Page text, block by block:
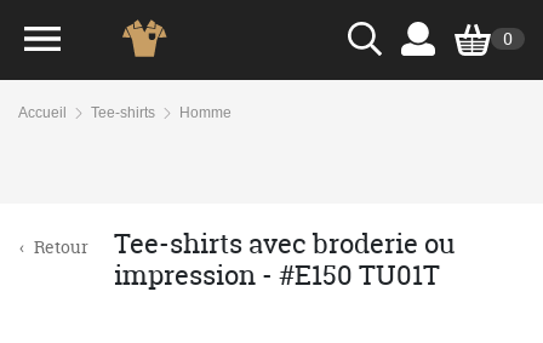
0
Accueil Tee-shirts Homme
‹ Retour
Tee-shirts avec broderie ou
impression - #E150 TU01T